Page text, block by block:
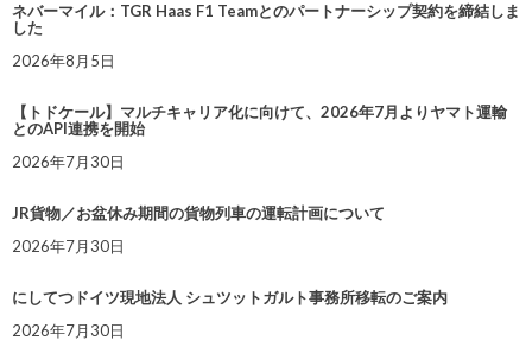
ネバーマイル：TGR Haas F1 Teamとのパートナーシップ契約を締結しま
した
2026年8月5日
【トドケール】マルチキャリア化に向けて、2026年7月よりヤマト運輸
とのAPI連携を開始
2026年7月30日
JR貨物／お盆休み期間の貨物列車の運転計画について
2026年7月30日
にしてつドイツ現地法人 シュツットガルト事務所移転のご案内
2026年7月30日